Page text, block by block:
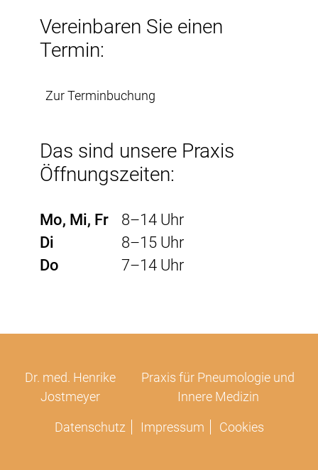
Vereinbaren Sie einen
Termin:
Zur Terminbuchung
Das sind unsere Praxis
Öffnungszeiten:
Mo, Mi, Fr
8–14 Uhr
Di
8–15 Uhr
Do
7–14 Uhr
Dr. med. Henrike
Jostmeyer
Praxis für Pneumologie und
Innere Medizin
Datenschutz Impressum Cookies